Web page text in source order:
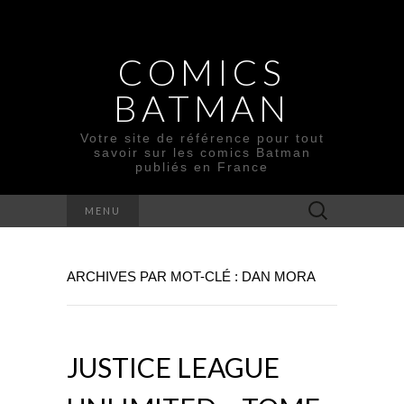
COMICS
BATMAN
Votre site de référence pour tout
savoir sur les comics Batman
publiés en France
MENU Rechercher :
ARCHIVES PAR MOT-CLÉ : DAN MORA
JUSTICE LEAGUE